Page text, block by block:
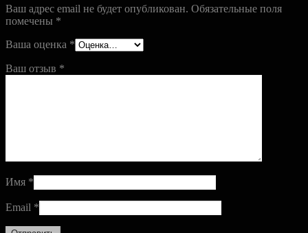
Ваш адрес email не будет опубликован. Обязательные поля
помечены *
Ваша оценка *
Ваш отзыв *
Имя *
Email *